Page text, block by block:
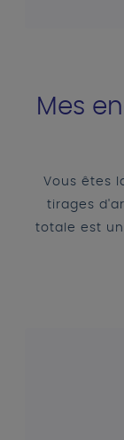
Mes
Vous êtes
tirages
totale est